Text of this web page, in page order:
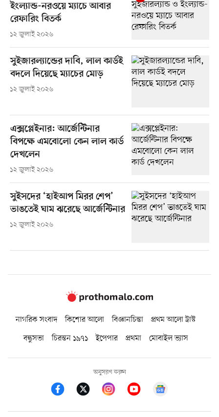
ইংল্যান্ড-নরওয়ে ম্যাচে আবার
রেফারিং বিতর্ক
১২ জুলাই ২০২৬
সুইজারল্যান্ডের দাবি, লাল কার্ডই
বদলে দিয়েছে ম্যাচের মোড়
১২ জুলাই ২০২৬
এক্সপ্লেইনার: আর্জেন্টিনার
বিপক্ষে এমবোলো কেন লাল কার্ড
দেখলেন
১২ জুলাই ২০২৬
সুইসদের ‘হাইআপ মিরর শেপ’
ভাঙতেই ঘাম ঝরেছে আর্জেন্টিনার
১২ জুলাই ২০২৬
নাগরিক সংবাদ কিশোর আলো বিজ্ঞানচিন্তা
প্রথম আলো ট্রাস্ট
বন্ধুসভা
চিরন্তন ১৯৭১ ইপেপার প্রথমা মোবাইল ভ্যাস
অনুসরণ করুন